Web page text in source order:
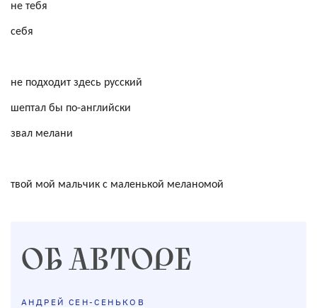
не тебя
себя
не подходит здесь русский
шептал бы по-английски
звал мелани
твой мой мальчик с маленькой меланомой
ОБ АВТОРЕ
АНДРЕЙ СЕН-СЕНЬКОВ